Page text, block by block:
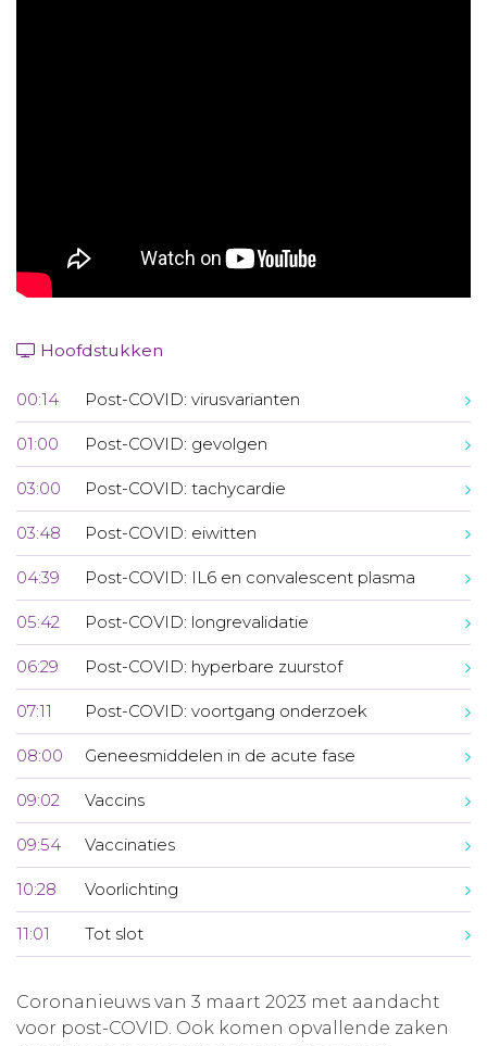
Hoofdstukken
00:14 Post-COVID: virusvarianten
01:00 Post-COVID: gevolgen
03:00 Post-COVID: tachycardie
03:48 Post-COVID: eiwitten
04:39 Post-COVID: IL6 en convalescent plasma
05:42 Post-COVID: longrevalidatie
06:29 Post-COVID: hyperbare zuurstof
07:11 Post-COVID: voortgang onderzoek
08:00 Geneesmiddelen in de acute fase
09:02 Vaccins
09:54 Vaccinaties
10:28 Voorlichting
11:01 Tot slot
Coronanieuws van 3 maart 2023 met aandacht
voor post-COVID. Ook komen opvallende zaken